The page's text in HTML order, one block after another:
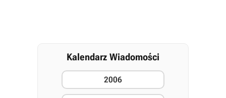
Kalendarz Wiadomości
2006